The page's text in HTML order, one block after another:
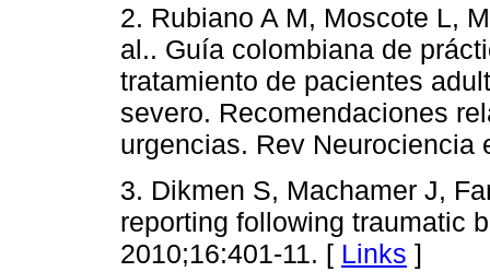
2. Rubiano A M, Moscote L,
al.. Guía colombiana de
tratamiento de pacientes
severo. Recomendaciones
urgencias. Rev
3. Dikmen S, Machamer J,
reporting following traumatic
2010;16:401-11. [ Links ]